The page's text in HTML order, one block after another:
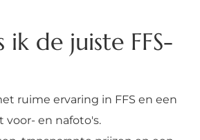
ik de juiste FFS-
ruime ervaring in FFS en een
en nafoto's.